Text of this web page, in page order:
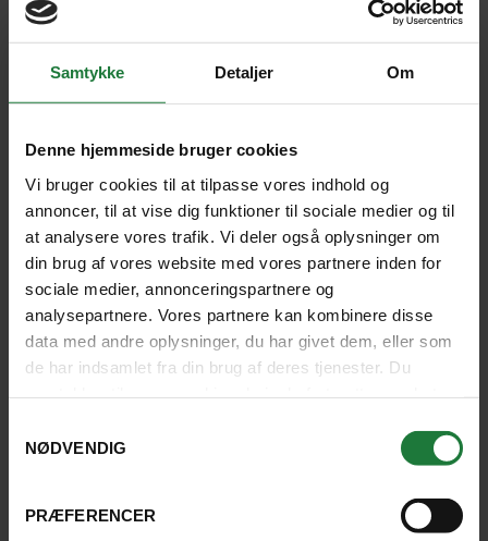
Samtykke Detaljer Om
Denne hjemmeside bruger cookies
Vi bruger cookies til at tilpasse vores indhold og
annoncer, til at vise dig funktioner til sociale medier og til
at analysere vores trafik. Vi deler også oplysninger om
din brug af vores website med vores partnere inden for
sociale medier, annonceringspartnere og
analysepartnere. Vores partnere kan kombinere disse
data med andre oplysninger, du har givet dem, eller som
de har indsamlet fra din brug af deres tjenester. Du
NØDVENDIG
PRÆFERENCER
engageret rejseguide og heldig med